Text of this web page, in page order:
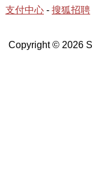
支付中心 - 搜狐招聘
Copyright © 2026